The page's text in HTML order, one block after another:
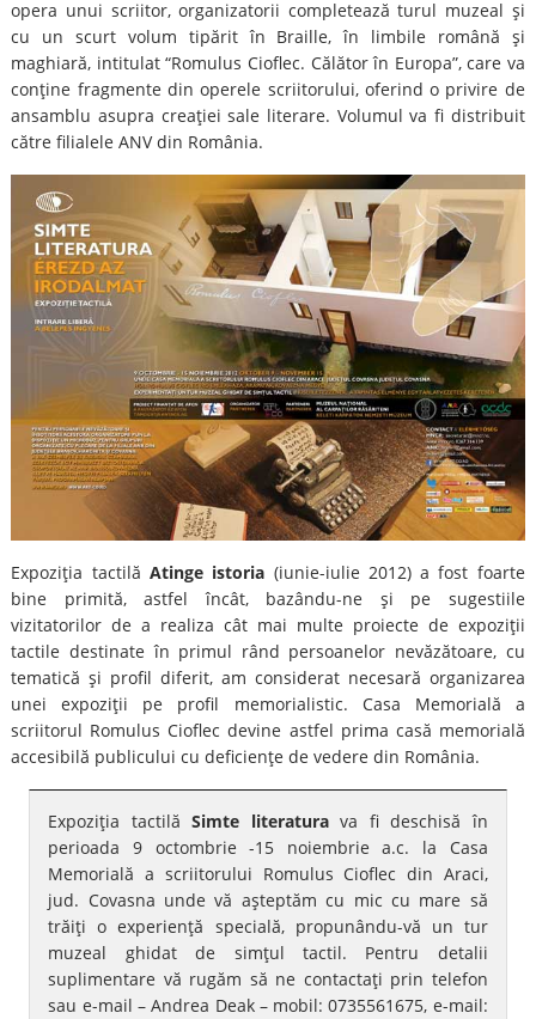
opera unui scriitor, organizatorii completează turul muzeal şi
cu un scurt volum tipărit în Braille, în limbile română şi
maghiară, intitulat “Romulus Cioflec. Călător în Europa”, care va
conţine fragmente din operele scriitorului, oferind o privire de
ansamblu asupra creaţiei sale literare. Volumul va fi distribuit
către filialele ANV din România.
Expoziţia tactilă Atinge istoria (iunie-iulie 2012) a fost foarte
bine primită, astfel încât, bazându-ne şi pe sugestiile
vizitatorilor de a realiza cât mai multe proiecte de expoziţii
tactile destinate în primul rând persoanelor nevăzătoare, cu
tematică şi profil diferit, am considerat necesară organizarea
unei expoziţii pe profil memorialistic. Casa Memorială a
scriitorul Romulus Cioflec devine astfel prima casă memorială
accesibilă publicului cu deficienţe de vedere din România.
Expoziţia tactilăSimte literaturava fi deschisă în
perioada 9 octombrie -15 noiembrie a.c. la Casa
Memorială a scriitorului Romulus Cioflec din Araci,
jud. Covasna unde vă aşteptăm cu mic cu mare să
trăiţi o experienţă specială, propunându-vă un tur
muzeal ghidat de simţul tactil. Pentru detalii
suplimentare vă rugăm să ne contactaţi prin telefon
sau e-mail – Andrea Deak – mobil: 0735561675, e-mail: